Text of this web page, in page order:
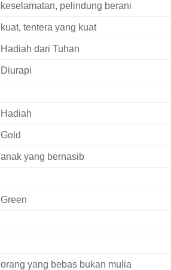
keselamatan, pelindung berani
kuat, tentera yang kuat
Hadiah dari Tuhan
Diurapi
Hadiah
Gold
anak yang bernasib
Green
orang yang bebas bukan mulia